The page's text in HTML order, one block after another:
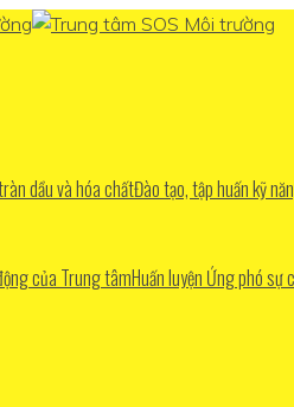
dầu và hóa chấtĐào tạo, tập huấn kỹ
của Trung tâmHuấn luyện Ứng phó sự